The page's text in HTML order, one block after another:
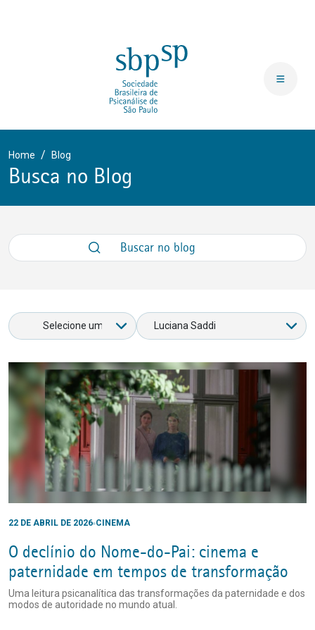
Home Blog
Busca no Blog
22 DE ABRIL DE 2026 CINEMA
O declínio do Nome-do-Pai: cinema e
paternidade em tempos de transformação
Uma leitura psicanalítica das transformações da paternidade e dos
modos de autoridade no mundo atual.